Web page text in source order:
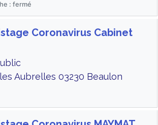
: fermé
Coronavirus Cabinet
Aubrelles 03230 Beaulon